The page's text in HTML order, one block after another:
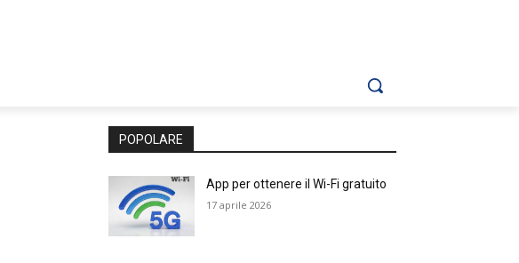
POPOLARE
App per ottenere il Wi-Fi gratuito
17 aprile 2026